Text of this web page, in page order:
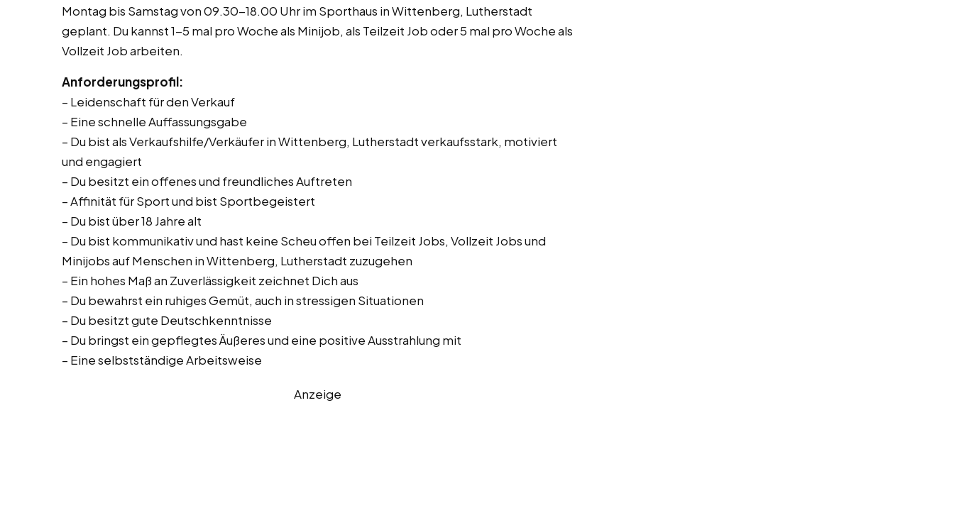
Montag bis Samstag von 09.30-18.00 Uhr im Sporthaus in Wittenberg, Lutherstadt
geplant. Du kannst 1-5 mal pro Woche als Minijob, als Teilzeit Job oder 5 mal pro Woche als
Vollzeit Job arbeiten.
Anforderungsprofil:
– Leidenschaft für den Verkauf
– Eine schnelle Auffassungsgabe
– Du bist als Verkaufshilfe/Verkäufer in Wittenberg, Lutherstadt verkaufsstark, motiviert
und engagiert
– Du besitzt ein offenes und freundliches Auftreten
– Affinität für Sport und bist Sportbegeistert
– Du bist über 18 Jahre alt
– Du bist kommunikativ und hast keine Scheu offen bei Teilzeit Jobs, Vollzeit Jobs und
Minijobs auf Menschen in Wittenberg, Lutherstadt zuzugehen
– Ein hohes Maß an Zuverlässigkeit zeichnet Dich aus
– Du bewahrst ein ruhiges Gemüt, auch in stressigen Situationen
– Du besitzt gute Deutschkenntnisse
– Du bringst ein gepflegtes Äußeres und eine positive Ausstrahlung mit
– Eine selbstständige Arbeitsweise
Anzeige